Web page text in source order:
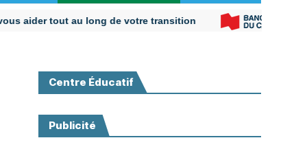
tout au long de votre transition
Centre Éducatif
Publicité